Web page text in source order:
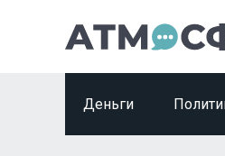
Деньги